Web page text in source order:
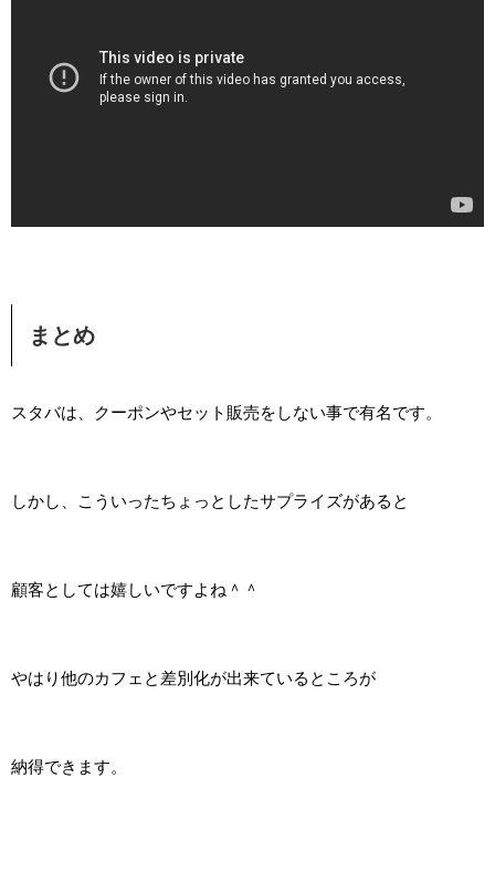
まとめ
スタバは、クーポンやセット販売をしない事で有名です。
しかし、こういったちょっとしたサプライズがあると
顧客としては嬉しいですよね＾＾
やはり他のカフェと差別化が出来ているところが
納得できます。